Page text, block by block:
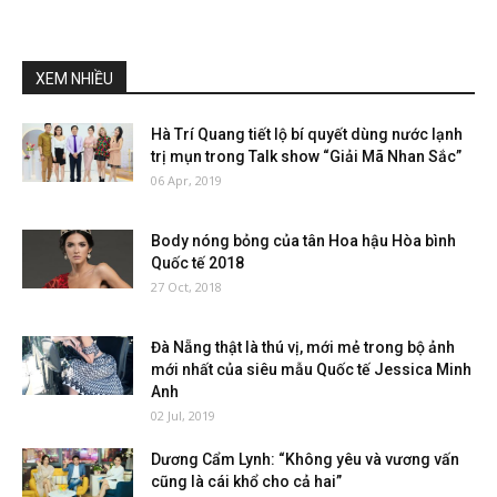
XEM NHIỀU
Hà Trí Quang tiết lộ bí quyết dùng nước lạnh
trị mụn trong Talk show “Giải Mã Nhan Sắc”
06 Apr, 2019
Body nóng bỏng của tân Hoa hậu Hòa bình
Quốc tế 2018
27 Oct, 2018
Đà Nẵng thật là thú vị, mới mẻ trong bộ ảnh
mới nhất của siêu mẫu Quốc tế Jessica Minh
Anh
02 Jul, 2019
Dương Cẩm Lynh: “Không yêu và vương vấn
cũng là cái khổ cho cả hai”